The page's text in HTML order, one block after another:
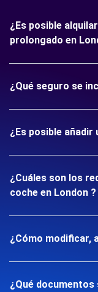
¿Es posible
prolongado en
¿Qué seguro se
¿Es posible
¿Cuáles son los
coche en London ?
¿Cómo modificar,
¿Qué documentos